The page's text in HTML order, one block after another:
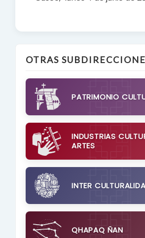
OTRAS
PATRIMONIO
INDUSTRIAS
ARTES
INTER
QHAPAQ ÑAN